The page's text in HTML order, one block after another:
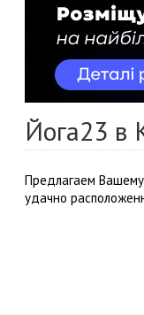
Йога23 в
Предлагаем
удачно